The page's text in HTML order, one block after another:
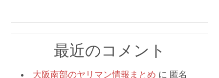
最近のコメント
大阪南部のヤリマン情報まとめ に 匿名